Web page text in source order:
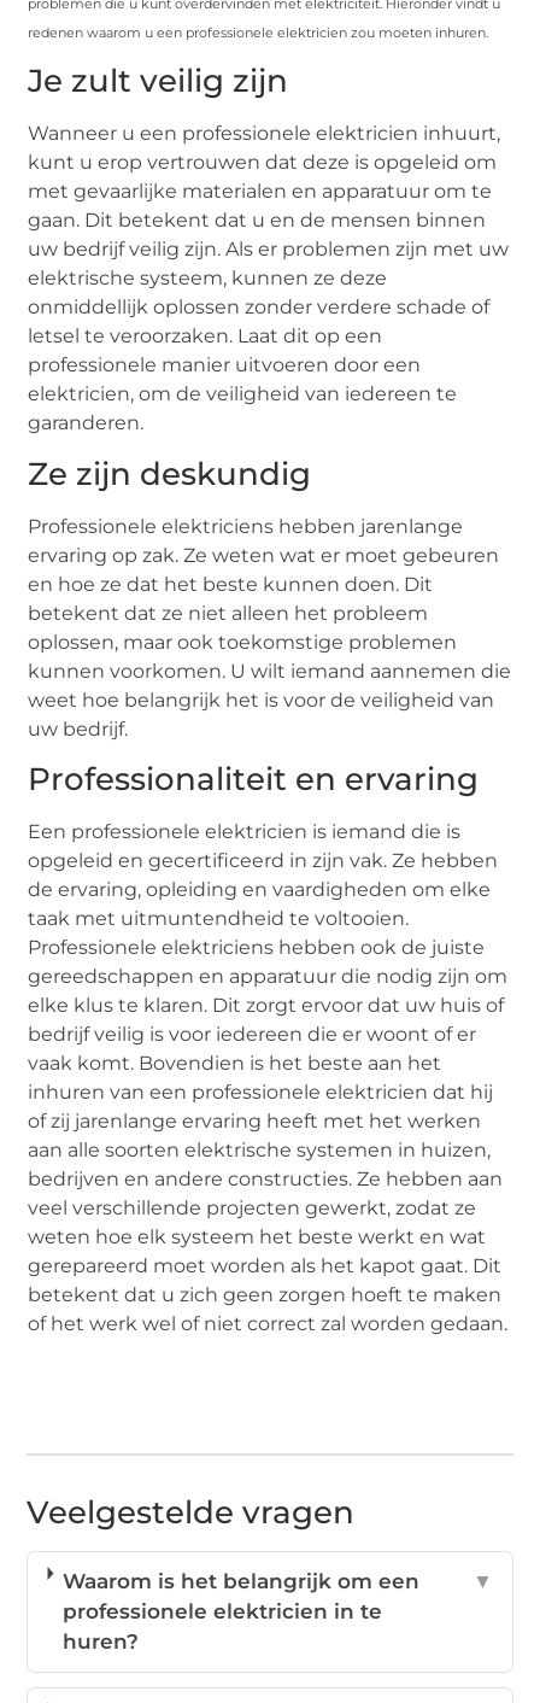
problemen die u kunt overdervinden met elektriciteit. Hieronder vindt u
redenen waarom u een professionele elektricien zou moeten inhuren.
Je zult veilig zijn
Wanneer u een professionele elektricien inhuurt,
kunt u erop vertrouwen dat deze is opgeleid om
met gevaarlijke materialen en apparatuur om te
gaan. Dit betekent dat u en de mensen binnen
uw bedrijf veilig zijn. Als er problemen zijn met uw
elektrische systeem, kunnen ze deze
onmiddellijk oplossen zonder verdere schade of
letsel te veroorzaken. Laat dit op een
professionele manier uitvoeren door een
elektricien, om de veiligheid van iedereen te
garanderen.
Ze zijn deskundig
Professionele elektriciens hebben jarenlange
ervaring op zak. Ze weten wat er moet gebeuren
en hoe ze dat het beste kunnen doen. Dit
betekent dat ze niet alleen het probleem
oplossen, maar ook toekomstige problemen
kunnen voorkomen. U wilt iemand aannemen die
weet hoe belangrijk het is voor de veiligheid van
uw bedrijf.
Professionaliteit en ervaring
Een professionele elektricien is iemand die is
opgeleid en gecertificeerd in zijn vak. Ze hebben
de ervaring, opleiding en vaardigheden om elke
taak met uitmuntendheid te voltooien.
Professionele elektriciens hebben ook de juiste
gereedschappen en apparatuur die nodig zijn om
elke klus te klaren. Dit zorgt ervoor dat uw huis of
bedrijf veilig is voor iedereen die er woont of er
vaak komt. Bovendien is het beste aan het
inhuren van een professionele elektricien dat hij
of zij jarenlange ervaring heeft met het werken
aan alle soorten elektrische systemen in huizen,
bedrijven en andere constructies. Ze hebben aan
veel verschillende projecten gewerkt, zodat ze
weten hoe elk systeem het beste werkt en wat
gerepareerd moet worden als het kapot gaat. Dit
betekent dat u zich geen zorgen hoeft te maken
of het werk wel of niet correct zal worden gedaan.
Veelgestelde vragen
Waarom is het belangrijk om een
professionele elektricien in te
huren?
▼